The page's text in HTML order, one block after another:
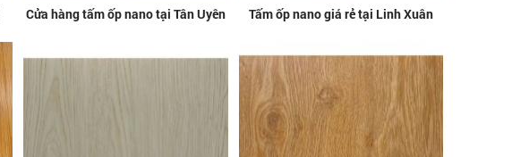
Cửa hàng tấm ốp nano tại Tân Uyên Tấm ốp nano giá rẻ tại Linh Xuân